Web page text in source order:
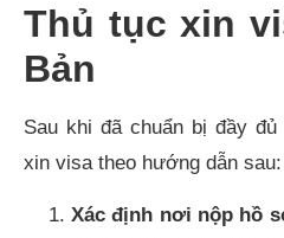
Thủ tục xin
Bản
Sau khi đã chuẩn bị đầy
xin visa theo hướng dẫn sau:
Xác định nơi nộp hồ